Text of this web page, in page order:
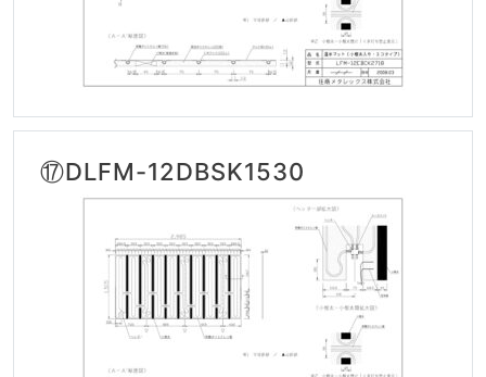
⑰DLFM-12DBSK1530